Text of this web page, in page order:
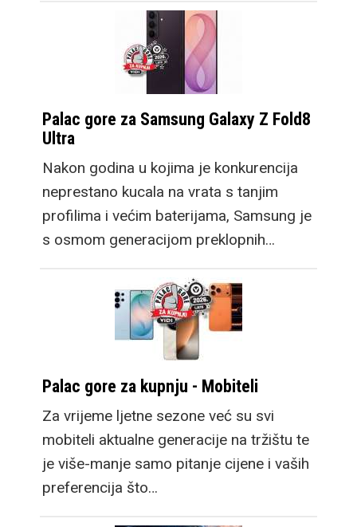
Palac gore za Samsung Galaxy Z Fold8
Ultra
Nakon godina u kojima je konkurencija
neprestano kucala na vrata s tanjim
profilima i većim baterijama, Samsung je
s osmom generacijom preklopnih…
Palac gore za kupnju - Mobiteli
Za vrijeme ljetne sezone već su svi
mobiteli aktualne generacije na tržištu te
je više-manje samo pitanje cijene i vaših
preferencija što…